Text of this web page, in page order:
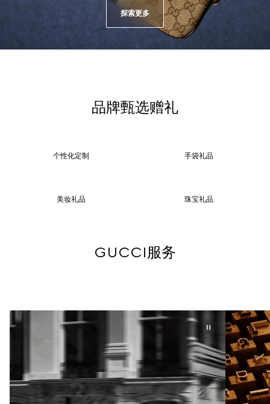
探索更多
品牌甄选赠礼
个性化定制 手袋礼品
美妆礼品 珠宝礼品
GUCCI服务